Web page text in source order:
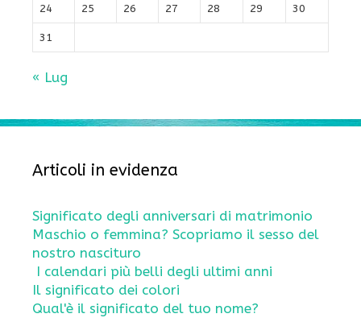
24 25 26 27 28 29 30
31
« Lug
Articoli in evidenza
Significato degli anniversari di matrimonio
Maschio o femmina? Scopriamo il sesso del
nostro nascituro
I calendari più belli degli ultimi anni
Il significato dei colori
Qual'è il significato del tuo nome?